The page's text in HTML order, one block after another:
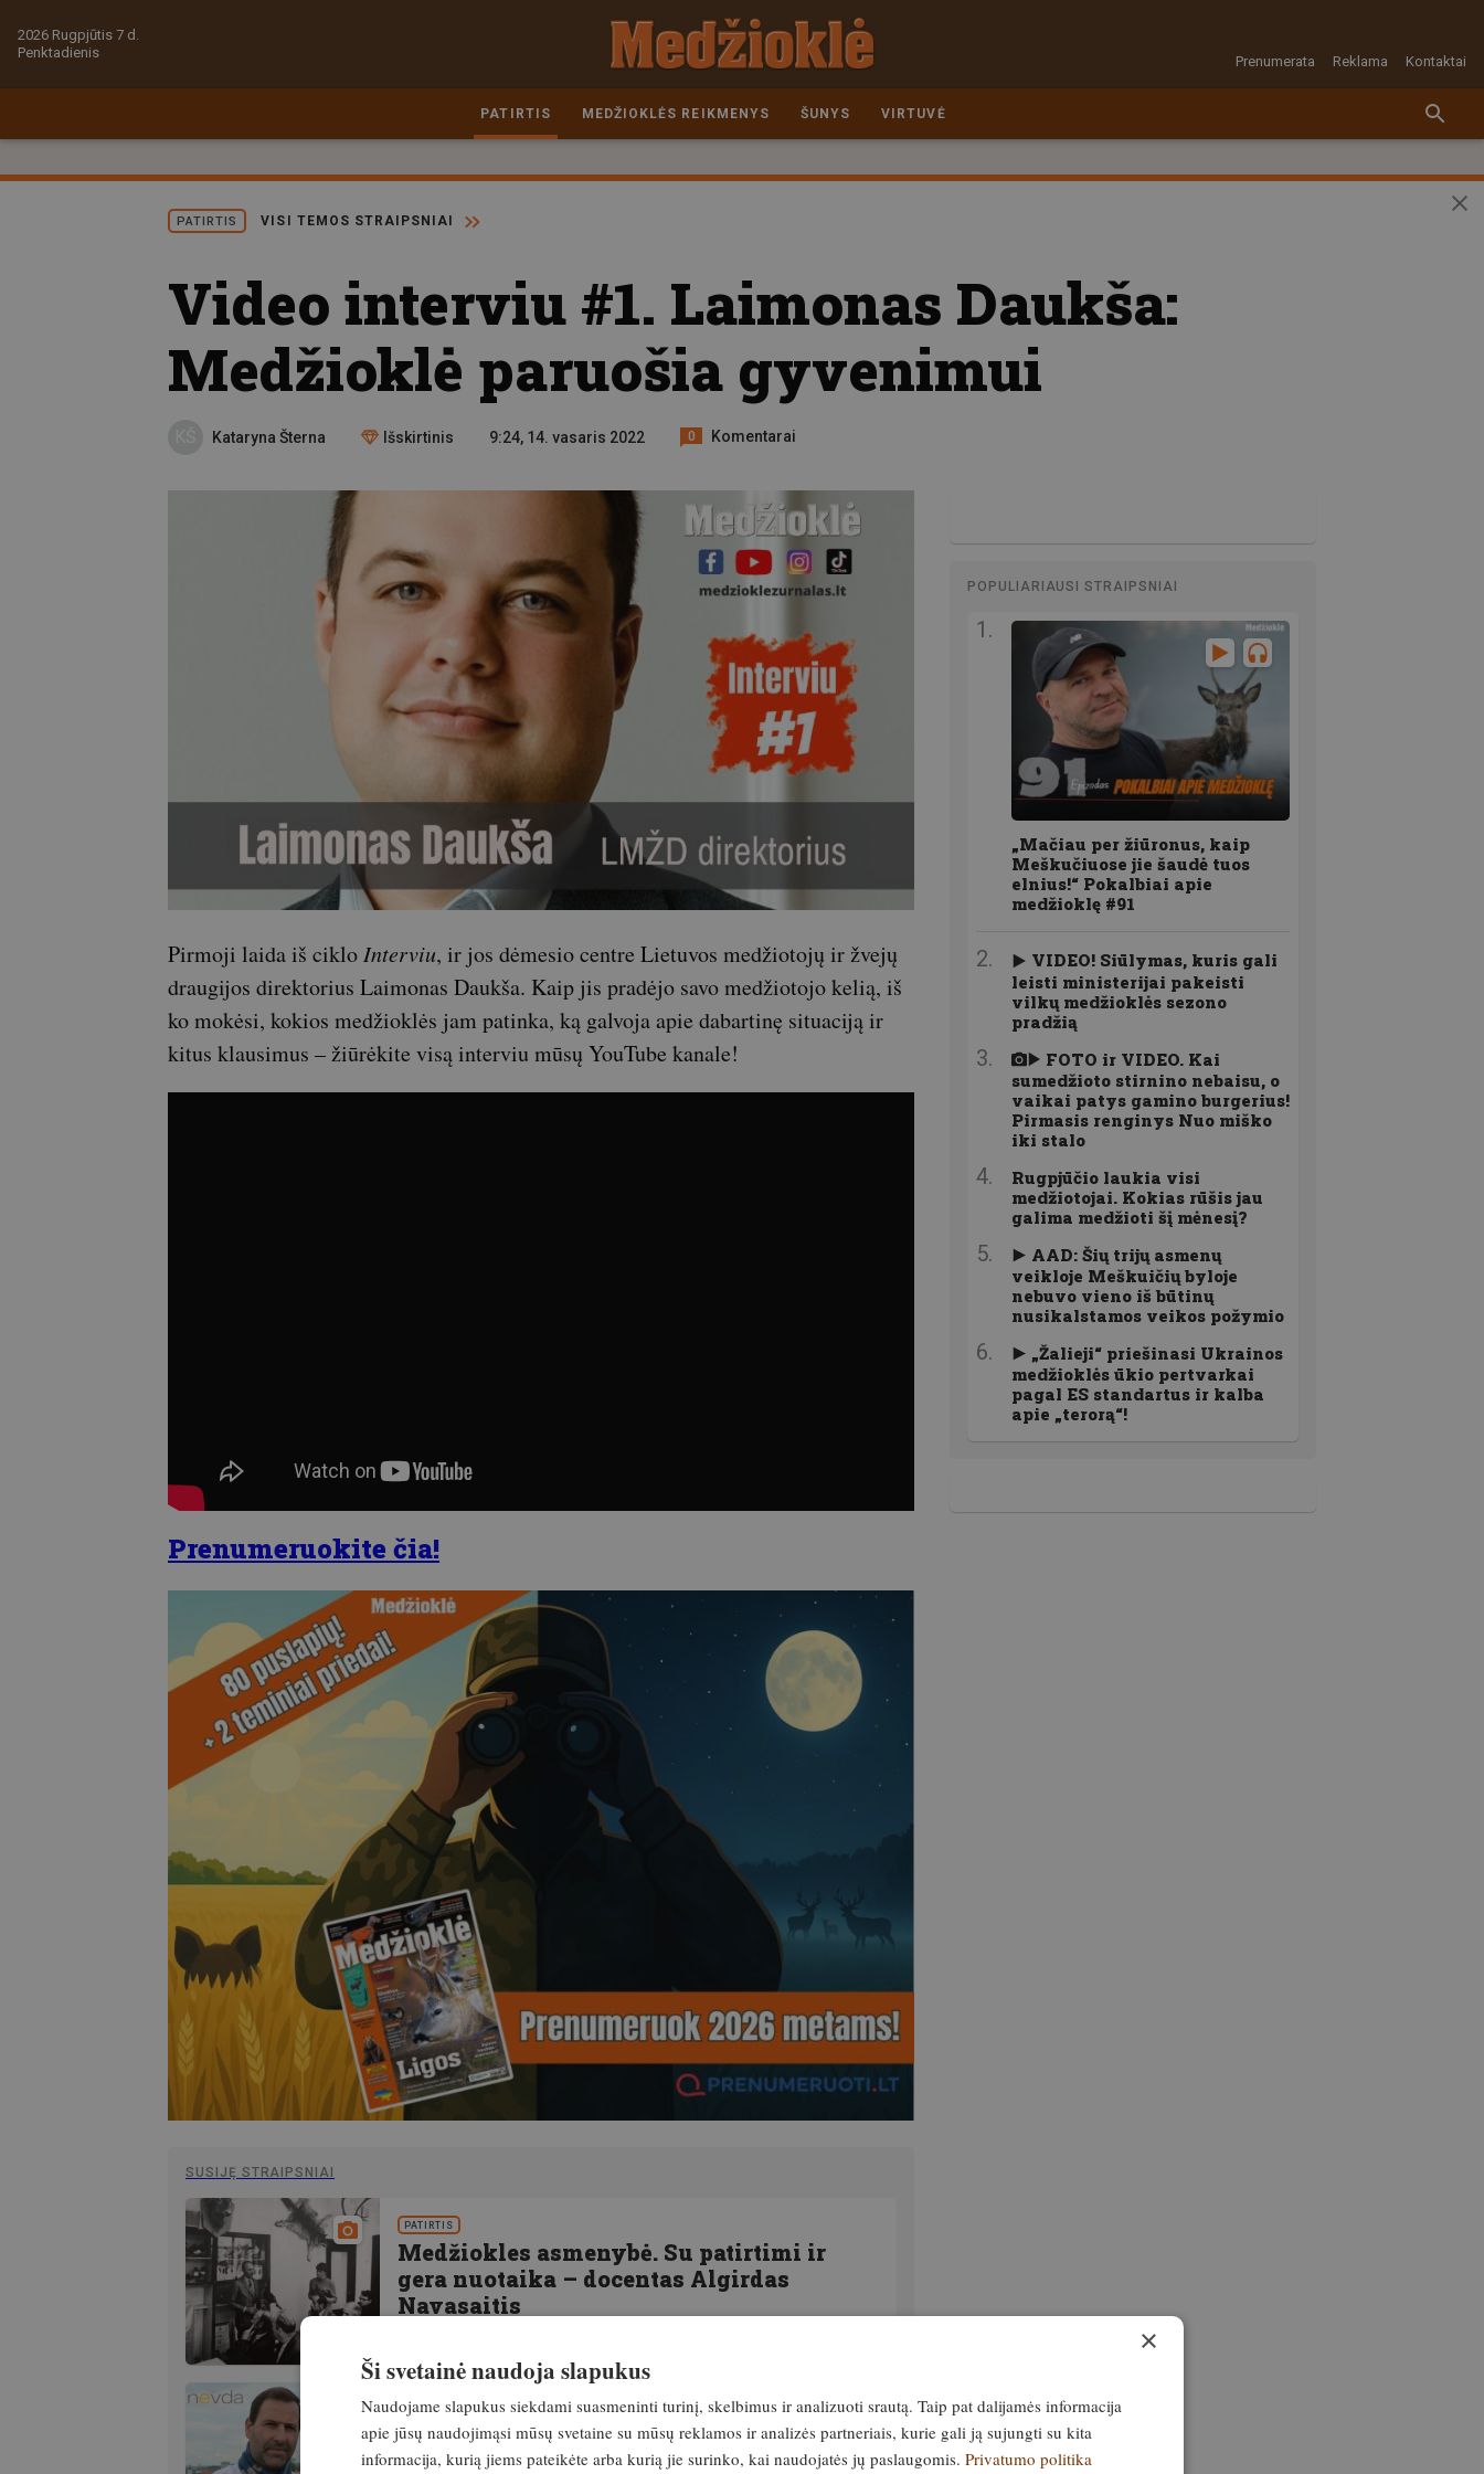
2026 Rugpjūtis 7 d.
Penktadienis
Prenumerata Reklama Kontaktai
PATIRTIS MEDŽIOKLĖS REIKMENYS ŠUNYS VIRTUVĖ
PATIRTIS VISI TEMOS STRAIPSNIAI
Video interviu #1. Laimonas Daukša:
Medžioklė paruošia gyvenimui
Kataryna Šterna Išskirtinis 9:24, 14. vasaris 2022 0 Komentarai
Pirmoji laida iš cikloInterviu, ir jos dėmesio centre Lietuvos medžiotojų ir žvejų
draugijos direktorius Laimonas Daukša. Kaip jis pradėjo savo medžiotojo kelią, iš
ko mokėsi, kokios medžioklės jam patinka, ką galvoja apie dabartinę situaciją ir
kitus klausimus – žiūrėkite visą interviu mūsų YouTube kanale!
Prenumeruokite čia!
SUSIJĘ STRAIPSNIAI
PATIRTIS
Medžiokles asmenybė. Su patirtimi ir
gera nuotaika – docentas Algirdas
Navasaitis
PATIRTIS
Interviu #2. Egidijus Gaidamavičius. Ką
tik iš Ukrainos.
POPULIARIAUSI STRAIPSNIAI
„Mačiau per žiūronus, kaip
Meškučiuose jie šaudė tuos
elnius!“ Pokalbiai apie
medžioklę #91
VIDEO! Siūlymas, kuris gali
leisti ministerijai pakeisti
vilkų medžioklės sezono
pradžią
FOTO ir VIDEO. Kai
sumedžioto stirnino nebaisu, o
vaikai patys gamino burgerius!
Pirmasis renginys Nuo miško
iki stalo
Rugpjūčio laukia visi
medžiotojai. Kokias rūšis jau
galima medžioti šį mėnesį?
AAD: Šių trijų asmenų
veikloje Meškuičių byloje
nebuvo vieno iš būtinų
nusikalstamos veikos požymio
„Žalieji“ priešinasi Ukrainos
medžioklės ūkio pertvarkai
pagal ES standartus ir kalba
apie „terorą“!
×
Ši svetainė naudoja slapukus
Naudojame slapukus siekdami suasmeninti turinį, skelbimus ir analizuoti srautą. Taip pat dalijamės informacija
apie jūsų naudojimąsi mūsų svetaine su mūsų reklamos ir analizės partneriais, kurie gali ją sujungti su kita
informacija, kurią jiems pateikėte arba kurią jie surinko, kai naudojatės jų paslaugomis. Privatumo politika